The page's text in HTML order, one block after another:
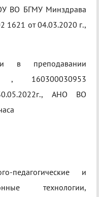
ВО БГМУ Минздрава
1621 от 04.03.2020 г.,
в преподавании
, 160300030953
АНО ВО
педагогические и
технологии,